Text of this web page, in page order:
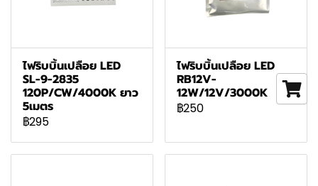
ไฟริบบิ้นเปลือย LED
SL-9-2835
120P/CW/4000K ยาว
5เมตร
฿295
ไฟริบบิ้นเปลือย LED
RB12V-
12W/12V/3000K
฿250